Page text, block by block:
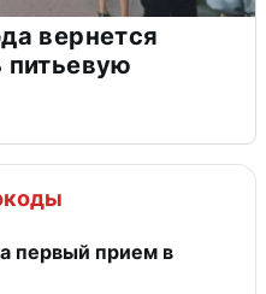
вернется
питьевую
первый прием в